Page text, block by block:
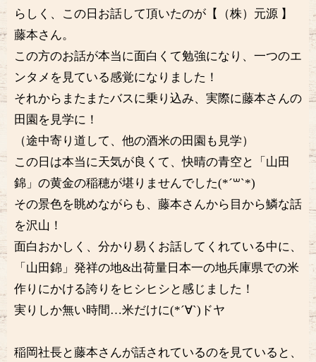
らしく、この日お話して頂いたのが【（株）元源 】
藤本さん。
この方のお話が本当に面白くて勉強になり、一つのエ
ンタメを見ている感覚になりました！
それからまたまたバスに乗り込み、実際に藤本さんの
田園を見学に！
（途中寄り道して、他の酒米の田園も見学）
この日は本当に天気が良くて、快晴の青空と「山田
錦」の黄金の稲穂が堪りませんでした(*´꒳`*)
その景色を眺めながらも、藤本さんから目から鱗な話
を沢山！
面白おかしく、分かり易くお話してくれている中に、
「山田錦」発祥の地&出荷量日本一の地兵庫県での米
作りにかける誇りをヒシヒシと感じました！
実りしか無い時間…米だけに(*´∀`)ドヤ
稲岡社長と藤本さんが話されているのを見ていると、